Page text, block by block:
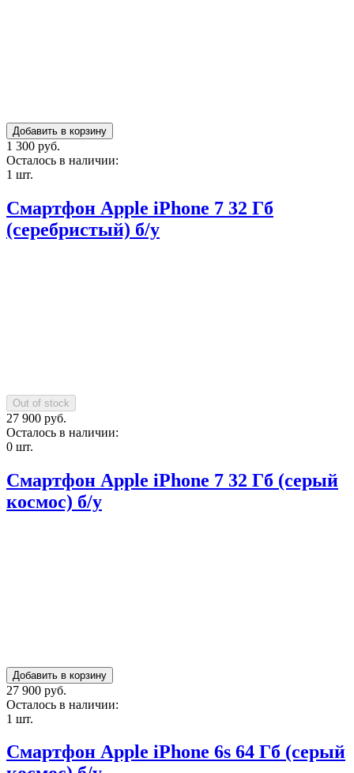
1 300 руб.
Осталось в наличии:
1 шт.
Смартфон Apple iPhone 7 32 Гб
(серебристый) б/у
27 900 руб.
Осталось в наличии:
0 шт.
Смартфон Apple iPhone 7 32 Гб (серый
космос) б/у
27 900 руб.
Осталось в наличии:
1 шт.
Смартфон Apple iPhone 6s 64 Гб (серый